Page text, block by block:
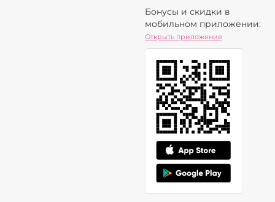
Бонусы и скидки в
мобильном приложении:
Открыть приложение